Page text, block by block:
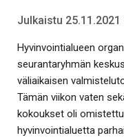
Julkaistu 25.11.2021
Hyvinvointialueen
seurantaryhmän
väliaikaisen
Tämän viikon vaten
kokoukset oli
hyvinvointialuetta